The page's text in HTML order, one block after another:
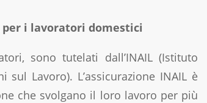
i lavoratori domestici
sono tutelati dall’INAIL (Istituto
Lavoro). L’assicurazione INAIL è
che svolgano il loro lavoro per più